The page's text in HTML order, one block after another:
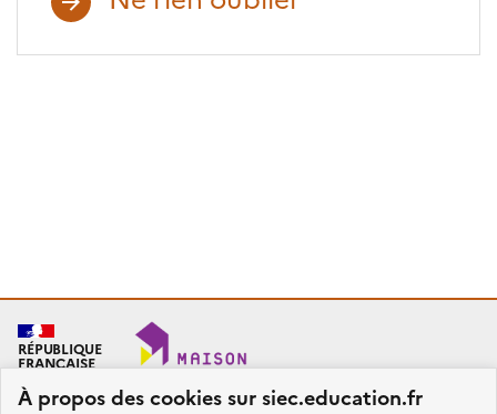
À propos des cookies sur siec.education.fr
RÉPUBLIQUE
FRANÇAISE